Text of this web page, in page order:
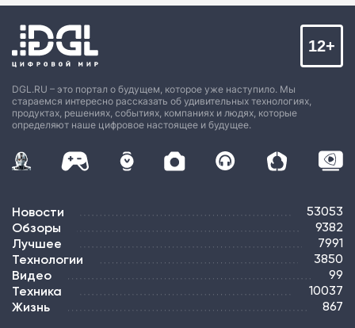
DGL.RU – это портал о будущем, которое уже наступило. Мы
стараемся интересно рассказать об удивительных технологиях,
продуктах, решениях, событиях, компаниях и людях, которые
определяют наше цифровое настоящее и будущее.
12+
Новости 53053
Обзоры 9382
Лучшее 7991
Технологии 3850
Видео 99
Техника 10037
Жизнь 867